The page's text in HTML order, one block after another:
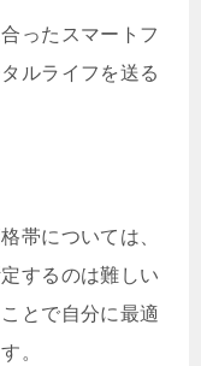
ったスマートフ
ルライフを送る
帯については、
するのは難しい
とで自分に最適
。